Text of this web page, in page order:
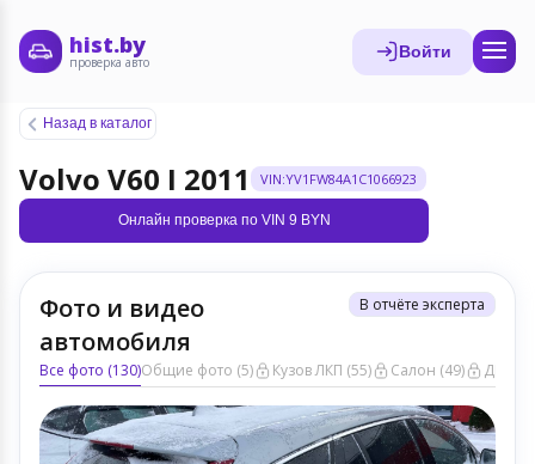
hist.by
проверка авто
Войти
Назад в каталог
Volvo V60 I 2011 VIN:YV1FW84A1C1066923
Онлайн проверка по VIN 9 BYN
Фото и видео
автомобиля
В отчёте эксперта
Все фото (130)Общие фото (5) Кузов ЛКП (55) Салон (49) ДВС